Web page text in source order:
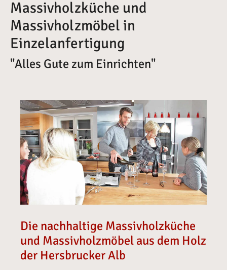
Massivholzküche und
Massivholzmöbel in
Einzelanfertigung
"Alles Gute zum Einrichten"
Vergrößerte Version anzeigen für
Die nachhaltige Massivholzküche
und Massivholzmöbel aus dem Holz
der Hersbrucker Alb